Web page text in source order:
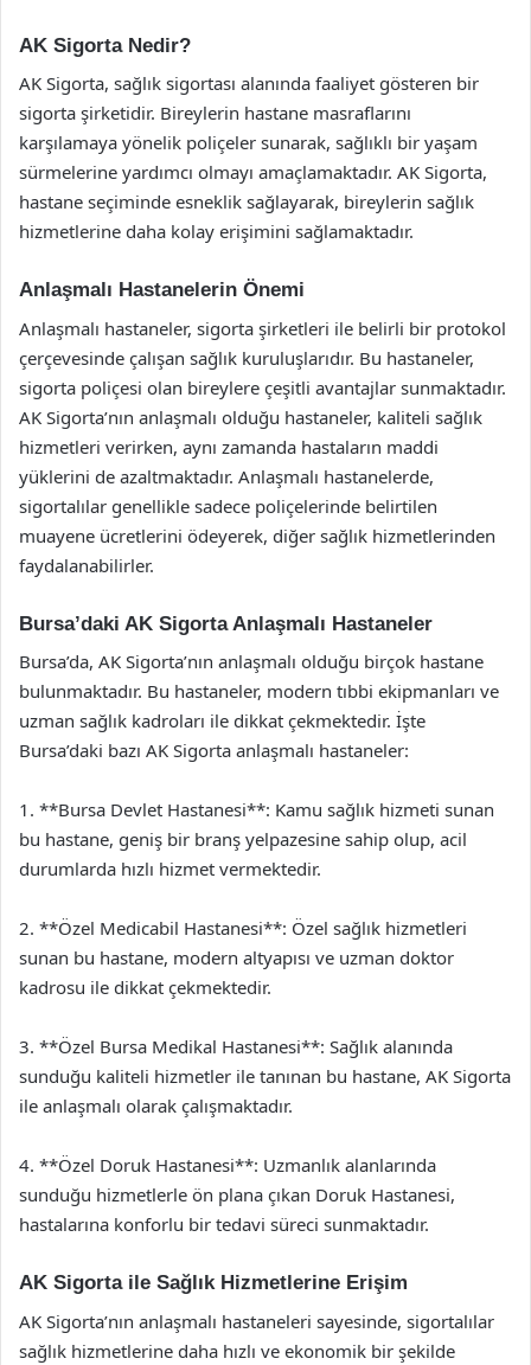
AK Sigorta Nedir?
AK Sigorta, sağlık sigortası alanında faaliyet gösteren bir
sigorta şirketidir. Bireylerin hastane masraflarını
karşılamaya yönelik poliçeler sunarak, sağlıklı bir yaşam
sürmelerine yardımcı olmayı amaçlamaktadır. AK Sigorta,
hastane seçiminde esneklik sağlayarak, bireylerin sağlık
hizmetlerine daha kolay erişimini sağlamaktadır.
Anlaşmalı Hastanelerin Önemi
Anlaşmalı hastaneler, sigorta şirketleri ile belirli bir protokol
çerçevesinde çalışan sağlık kuruluşlarıdır. Bu hastaneler,
sigorta poliçesi olan bireylere çeşitli avantajlar sunmaktadır.
AK Sigorta’nın anlaşmalı olduğu hastaneler, kaliteli sağlık
hizmetleri verirken, aynı zamanda hastaların maddi
yüklerini de azaltmaktadır. Anlaşmalı hastanelerde,
sigortalılar genellikle sadece poliçelerinde belirtilen
muayene ücretlerini ödeyerek, diğer sağlık hizmetlerinden
faydalanabilirler.
Bursa’daki AK Sigorta Anlaşmalı Hastaneler
Bursa’da, AK Sigorta’nın anlaşmalı olduğu birçok hastane
bulunmaktadır. Bu hastaneler, modern tıbbi ekipmanları ve
uzman sağlık kadroları ile dikkat çekmektedir. İşte
Bursa’daki bazı AK Sigorta anlaşmalı hastaneler:
1. **Bursa Devlet Hastanesi**: Kamu sağlık hizmeti sunan
bu hastane, geniş bir branş yelpazesine sahip olup, acil
durumlarda hızlı hizmet vermektedir.
2. **Özel Medicabil Hastanesi**: Özel sağlık hizmetleri
sunan bu hastane, modern altyapısı ve uzman doktor
kadrosu ile dikkat çekmektedir.
3. **Özel Bursa Medikal Hastanesi**: Sağlık alanında
sunduğu kaliteli hizmetler ile tanınan bu hastane, AK Sigorta
ile anlaşmalı olarak çalışmaktadır.
4. **Özel Doruk Hastanesi**: Uzmanlık alanlarında
sunduğu hizmetlerle ön plana çıkan Doruk Hastanesi,
hastalarına konforlu bir tedavi süreci sunmaktadır.
AK Sigorta ile Sağlık Hizmetlerine Erişim
AK Sigorta’nın anlaşmalı hastaneleri sayesinde, sigortalılar
sağlık hizmetlerine daha hızlı ve ekonomik bir şekilde